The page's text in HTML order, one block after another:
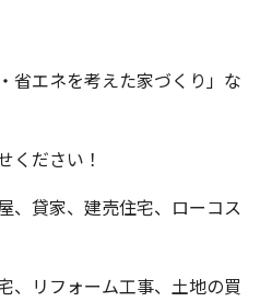
省エネを考えた家づくり」な
ください！
、貸家、建売住宅、ローコス
、リフォーム工事、土地の買